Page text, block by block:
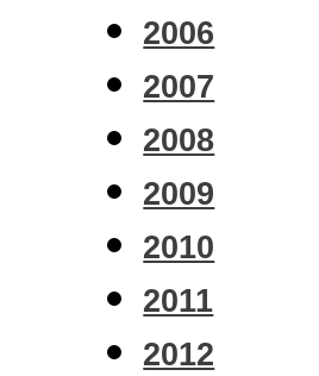
2006
2007
2008
2009
2010
2011
2012